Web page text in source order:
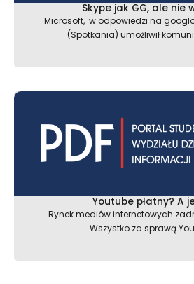
Skype jak GG, ale nie
Microsoft, w odpowiedzi na
(Spotkania) umożliwił
Youtube płatny? A
Rynek mediów internetowych
Wszystko za sprawą